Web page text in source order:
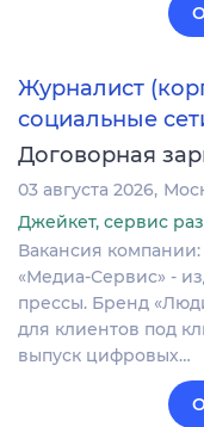
Журналист
социальные
Договорная
03 августа 2026
Джейкет, сервис
Вакансия
«Медиа-Сервис» -
прессы. Бренд
для клиентов под
выпуск цифровых…